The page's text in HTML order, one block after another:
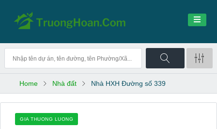
Home Nhà đất Nhà HXH Đường số 339
GIA THUONG LUONG